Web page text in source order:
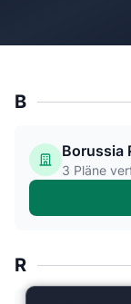
B
Borussia
3 Pläne
R